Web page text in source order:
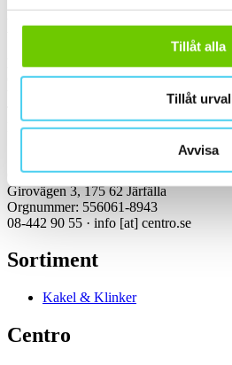
Tillåt alla
Tillåt urval
Avvisa
Kontakt
Kundservice Konsument
Öppettider:
Mejl:info[at]centro.se
Centro Kakel & Klinker AB
Girovägen 3, 175 62 Järfälla
Orgnummer: 556061-8943
08-442 90 55 · info [at] centro.se
Sortiment
Kakel & Klinker
Centro